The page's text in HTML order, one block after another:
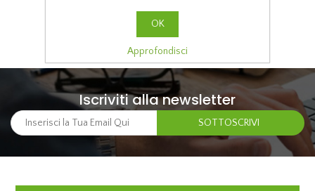
Iscriviti alla newsletter
OK
Approfondisci